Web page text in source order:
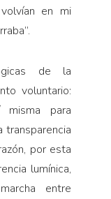
en mi
de la
voluntario:
para
transparencia
por esta
lumínica,
entre